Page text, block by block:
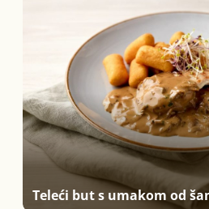
Teleći but s umakom od